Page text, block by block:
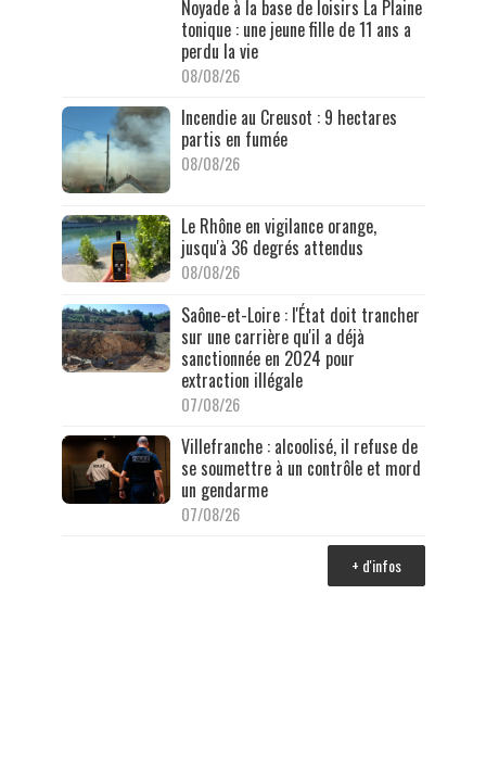
Noyade à la base de loisirs La Plaine
tonique : une jeune fille de 11 ans a
perdu la vie
08/08/26
Incendie au Creusot : 9 hectares
partis en fumée
08/08/26
Le Rhône en vigilance orange,
jusqu'à 36 degrés attendus
08/08/26
Saône-et-Loire : l'État doit trancher
sur une carrière qu'il a déjà
sanctionnée en 2024 pour
extraction illégale
07/08/26
Villefranche : alcoolisé, il refuse de
se soumettre à un contrôle et mord
un gendarme
07/08/26
+ d'infos